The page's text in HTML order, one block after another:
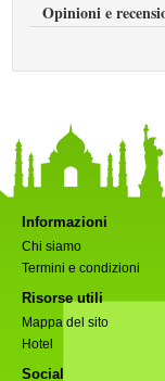
Opinioni e
Informazioni
Chi siamo
Termini e condizioni
Risorse utili
Mappa del sito
Hotel
Social